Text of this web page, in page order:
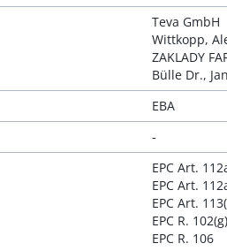
Teva GmbH
Wittkopp,
ZAKLADY
Bülle Dr., Jan
EBA
-
EPC Art.
EPC Art.
EPC Art.
EPC R. 102(g)
EPC R. 106